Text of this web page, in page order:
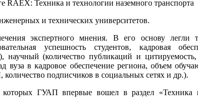
и технических университетов.
экспертного мнения. В его основу легли
успешность студентов, кадровая
(количество публикаций и
в кадровое обеспечение региона, объем
подписчиков в социальных сетях и др.).
ГУАП впервые вошел в раздел «Техника